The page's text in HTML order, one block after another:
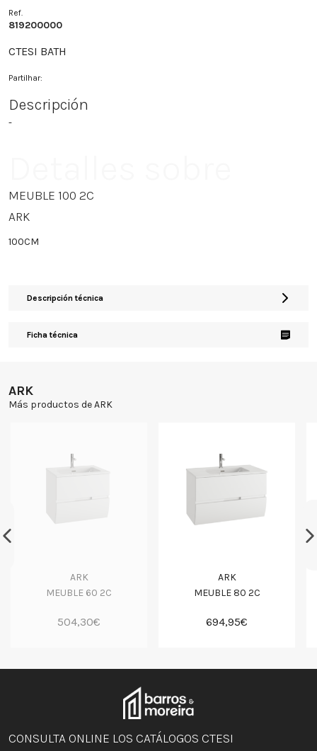
Ref.
819200000
CTESI BATH
Partilhar:
Descripción
-
MEUBLE 100 2C
ARK
100CM
Descripción técnica
Ficha técnica
ARK
Más productos de ARK
ARK
MEUBLE 60 2C
504,30€
ARK
MEUBLE 80 2C
694,95€
CONSULTA ONLINE LOS CATÁLOGOS CTESI